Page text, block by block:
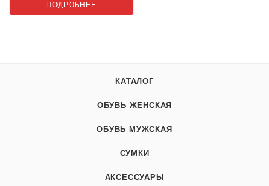
ПОДРОБНЕЕ
КАТАЛОГ
ОБУВЬ ЖЕНСКАЯ
ОБУВЬ МУЖСКАЯ
СУМКИ
АКСЕССУАРЫ